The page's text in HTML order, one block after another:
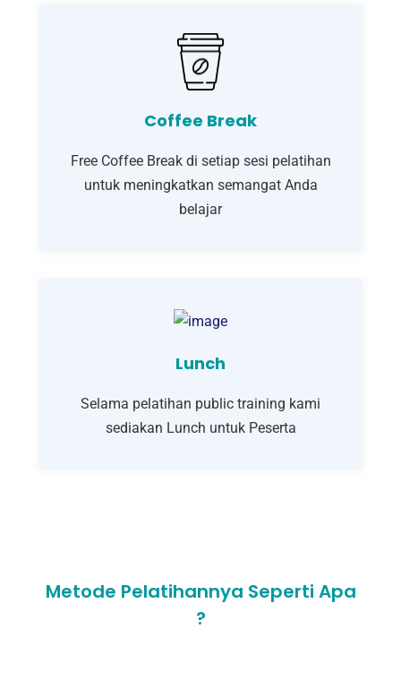
Coffee Break
Free Coffee Break di setiap sesi pelatihan
untuk meningkatkan semangat Anda
belajar
Lunch
Selama pelatihan public training kami
sediakan Lunch untuk Peserta
Metode Pelatihannya Seperti Apa
?